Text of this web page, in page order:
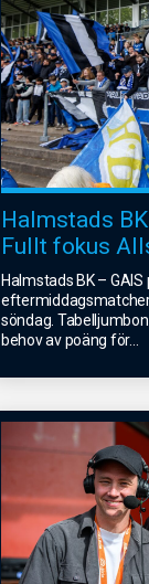
Halmstads
Fullt fokus
Halmstads BK –
söndag.
behov av poäng för...